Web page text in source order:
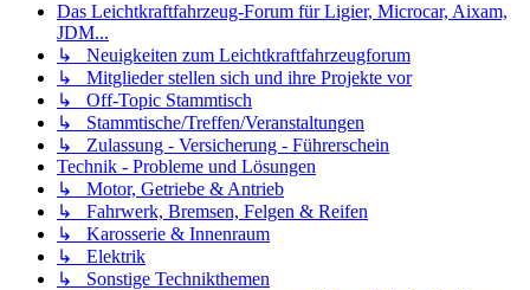
Das Leichtkraftfahrzeug-Forum für Ligier, Microcar, Aixam,
JDM...
↳ Neuigkeiten zum Leichtkraftfahrzeugforum
↳ Mitglieder stellen sich und ihre Projekte vor
↳ Off-Topic Stammtisch
↳ Stammtische/Treffen/Veranstaltungen
↳ Zulassung - Versicherung - Führerschein
Technik - Probleme und Lösungen
↳ Motor, Getriebe & Antrieb
↳ Fahrwerk, Bremsen, Felgen & Reifen
↳ Karosserie & Innenraum
↳ Elektrik
↳ Sonstige Technikthemen